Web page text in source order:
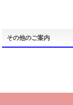
その他のご案内